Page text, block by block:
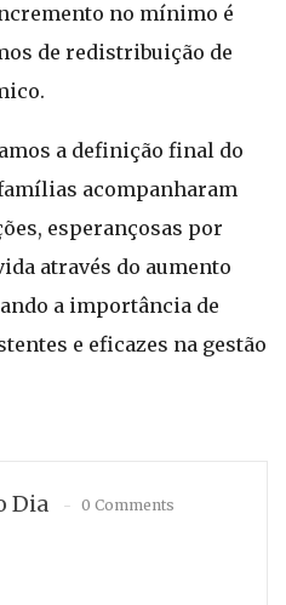
no mínimo é
de redistribuição de
a definição final do
acompanharam
esperançosas por
através do aumento
a importância de
e eficazes na gestão
Dia 0 Comments